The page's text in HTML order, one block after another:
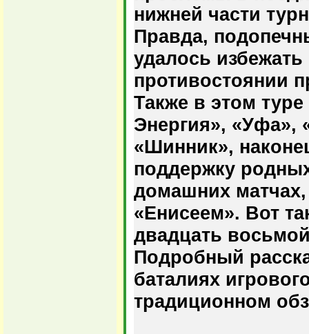
нижней части
Правда,
удалось
противостоянии
Также в этом
Энергия», «Уфа»,
«Шинник»,
поддержку
домашних
«Енисеем». Вот
двадцать
Подробный
баталиях
традиционном